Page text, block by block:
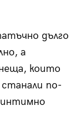
дълго
a
които
по-